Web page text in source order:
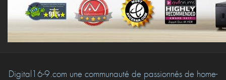
Digital16-9.com une communauté de passionnés de home-